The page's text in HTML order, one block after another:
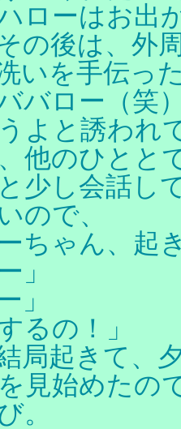
ローはお出
の後は、外
いを手伝っ
バロー（笑
よと誘われ
他のひとと
少し会話し
ので、
ちゃん、起
」
」
るの！」
局起きて、
見始めたの
。